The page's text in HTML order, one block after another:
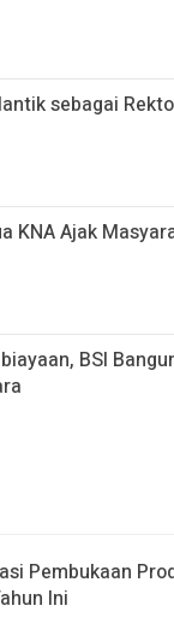
sebagai
KNA Ajak
BSI
Pembukaan
Ini